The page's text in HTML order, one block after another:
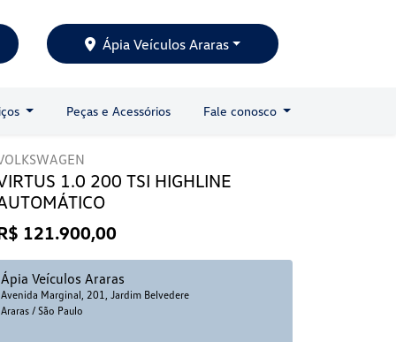
Ápia Veículos Araras
Peças e Acessórios Fale conosco
1.0 200 TSI HIGHLINE
121.900,00
Ápia Veículos Araras
Avenida Marginal, 201, Jardim Belvedere
Araras / São Paulo